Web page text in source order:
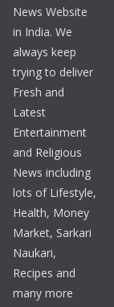
News Website
in India. We
always keep
trying to deliver
Fresh and
Latest
Entertainment
and Religious
News including
lots of Lifestyle,
Health, Money
Market, Sarkari
Naukari,
Recipes and
many more